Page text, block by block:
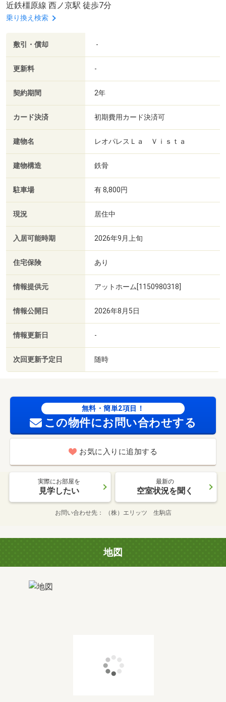
近鉄橿原線 西ノ京駅 徒歩7分
乗り換え検索
敷引・償却 -
更新料 -
契約期間 2年
カード決済 初期費用カード決済可
建物名 レオパレスＬａ Ｖｉｓｔａ
建物構造 鉄骨
駐車場 有 8,800円
現況 居住中
入居可能時期 2026年9月上旬
住宅保険 あり
情報提供元 アットホーム[1150980318]
情報公開日 2026年8月5日
情報更新日 -
次回更新予定日 随時
無料・簡単2項目！
この物件にお問い合わせする
お気に入りに追加する
実際にお部屋を
見学したい
最新の
空室状況を聞く
お問い合わせ先 （株）エリッツ 生駒店
地図